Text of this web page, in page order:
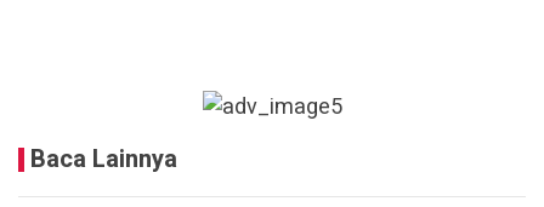
Baca Lainnya